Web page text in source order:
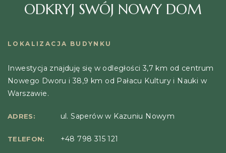
ODKRYJ SWÓJ NOWY DOM
LOKALIZACJA BUDYNKU
Inwestycja znajduję się w odległości 3,7 km od centrum
Nowego Dworu i 38,9 km od Pałacu Kultury i Nauki w
Warszawie.
ADRES: ul. Saperów w Kazuniu Nowym
TELEFON: +48 798 315 121